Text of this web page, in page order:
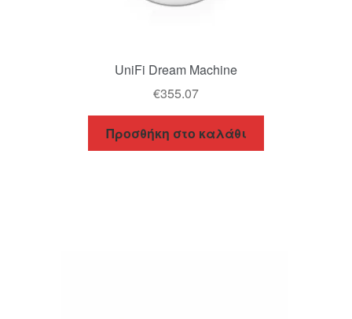
UniFi Dream Machine
€355.07
Προσθήκη στο καλάθι